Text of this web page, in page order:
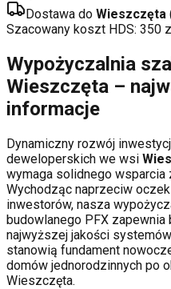
Dostawa do Wieszczęta
Szacowany koszt HDS: 350
Wypożyczalnia
Wieszczęta –
informacje
Dynamiczny rozwój
deweloperskich we wsi
wymaga solidnego wsparcia
Wychodząc naprzeciw
inwestorów, nasza
budowlanego PFX zapewnia
najwyższej jakości
stanowią fundament
domów jednorodzinnych po
Wieszczęta.